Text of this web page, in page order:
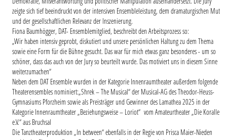
zeigte sich tief beeindruckt von der intensiven Ensembleleistung, dem dramaturgischen Mut
und der gesellschaftlichen Relevanz der Inszenierung.
Fiona Baumhögger, DAT- Ensemblemitglied, beschreibt den Arbeitsprozess so:
„Wir haben intensiv geprobt, diskutiert und unsere persönlichen Haltung zu dem Thema
sowie eine Form für die Bühne gesucht. Das war für mich etwas ganz besonderes - um so
schöner, dass das auch von der Jury so beurteilt wurde. Das motiviert uns in diesem Sinne
weiterzumachen“
Neben dem DAT Ensemble wurden in der Kategorie Innenraumtheater außerdem folgende
Theaterensembles nominiert:„Shrek – The Musical“ der Musical-AG des Theodor-Heuss-
Gymnasiums Pforzheim sowie als Preisträger und Gewinner des Lamathea 2025 in der
Kategorie Innenraumtheater „Beziehungsweise – Loriot“ vom Amateurtheater „Die Koralle
e.V.“ aus Bruchsal
Die Tanztheaterproduktion „In between“ ebenfalls in der Regie von Prisca Maier-Nieden